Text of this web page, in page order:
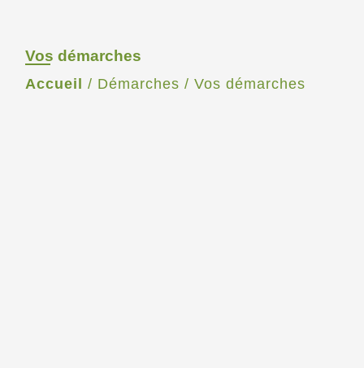
Vos démarches
Accueil / Démarches / Vos démarches